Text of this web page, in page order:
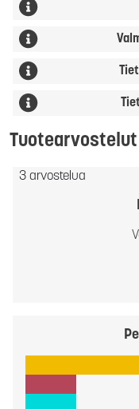
Tuotearvostelut
3 arvostelua